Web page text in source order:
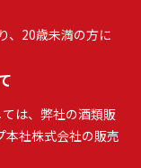
、20歳未満の方に
は、弊社の酒類販
本社株式会社の販売